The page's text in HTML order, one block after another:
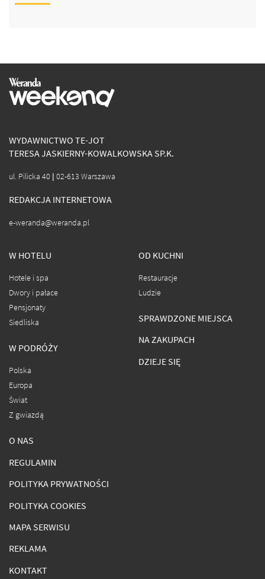
WYDAWNICTWO TE-JOT
TERESA JASKIERNY-KOWALKOWSKA SP.K.
ul. Pilicka 40 | 02-613 Warszawa
REDAKCJA INTERNETOWA
e-weranda@weranda.pl
W HOTELU
Hotele i spa
Dwory i pałace
Pensjonaty
Siedliska
W PODRÓŻY
Polska
Europa
Świat
Z gwiazdą
OD KUCHNI
Restauracje
Ludzie
SPRAWDZONE MIEJSCA
NA ZAKUPACH
DZIEJE SIĘ
O NAS
REGULAMIN
POLITYKA PRYWATNOŚCI
POLITYKA COOKIES
MAPA SERWISU
REKLAMA
KONTAKT